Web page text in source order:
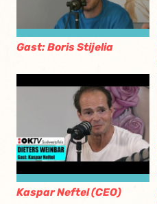
Gast: Boris Stijelia
Kaspar Neftel (CEO)